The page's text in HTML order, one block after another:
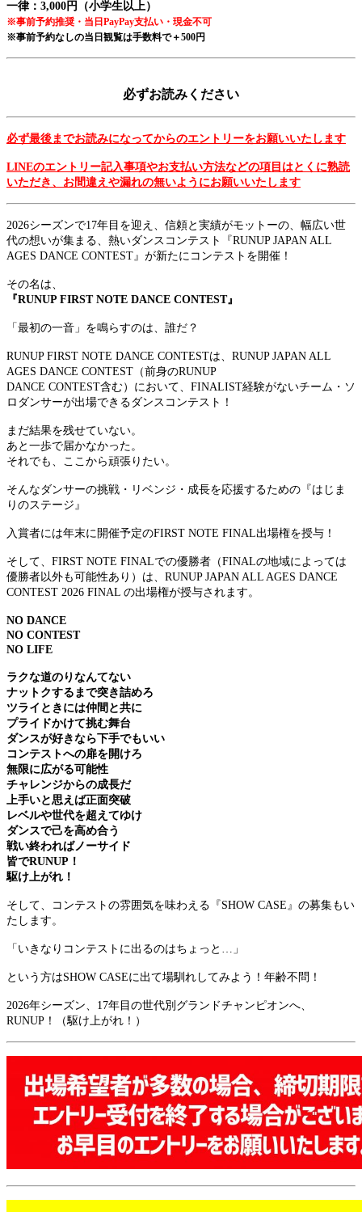
一律：3,000円（小学生以上）
※事前予約推奨・当日PayPay支払い・現金不可
※事前予約なしの当日観覧は手数料で＋500円
必ずお読みください
必ず最後までお読みになってからのエントリーをお願いいたします
LINEのエントリー記入事項やお支払い方法などの項目はとくに熟読
いただき、お間違えや漏れの無いようにお願いいたします
2026シーズンで17年目を迎え、信頼と実績がモットーの、幅広い世
代の想いが集まる、熱いダンスコンテスト『RUNUP JAPAN ALL
AGES DANCE CONTEST』が新たにコンテストを開催！
その名は、
『RUNUP FIRST NOTE DANCE CONTEST』
「最初の一音」を鳴らすのは、誰だ？
RUNUP FIRST NOTE DANCE CONTESTは、RUNUP JAPAN ALL
AGES DANCE CONTEST（前身のRUNUP
DANCE CONTEST含む）において、FINALIST経験がないチーム・ソ
ロダンサーが出場できるダンスコンテスト！
まだ結果を残せていない。
あと一歩で届かなかった。
それでも、ここから頑張りたい。
そんなダンサーの挑戦・リベンジ・成長を応援するための『はじま
りのステージ』
入賞者には年末に開催予定のFIRST NOTE FINAL出場権を授与！
そして、FIRST NOTE FINALでの優勝者（FINALの地域によっては
優勝者以外も可能性あり）は、RUNUP JAPAN ALL AGES DANCE
CONTEST 2026 FINAL の出場権が授与されます。
NO DANCE
NO CONTEST
NO LIFE
ラクな道のりなんてない
ナットクするまで突き詰めろ
ツライときには仲間と共に
プライドかけて挑む舞台
ダンスが好きなら下手でもいい
コンテストへの扉を開けろ
無限に広がる可能性
チャレンジからの成長だ
上手いと思えば正面突破
レベルや世代を超えてゆけ
ダンスで己を高め合う
戦い終わればノーサイド
皆でRUNUP！
駆け上がれ！
そして、コンテストの雰囲気を味わえる『SHOW CASE』の募集もい
たします。
「いきなりコンテストに出るのはちょっと…」
という方はSHOW CASEに出て場馴れしてみよう！年齢不問！
2026年シーズン、17年目の世代別グランドチャンピオンへ、
RUNUP！（駆け上がれ！）